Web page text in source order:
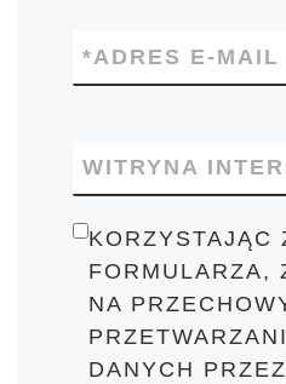
ADRES E-MAIL
*
WITRYNA
KORZYSTAJĄC
FORMULARZA,
NA
DANYCH